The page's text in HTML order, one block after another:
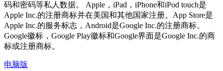
码和密码等私人数据。 Apple，iPad，iPhone和iPod touch是
Apple Inc.的注册商标并在美国和其他国家注册。App Store是
Apple Inc.的服务标志，Android是Google Inc.的注册商标。
Google徽标，Google Play徽标和Google界面是Google Inc.的商
标或注册商标。
电脑版